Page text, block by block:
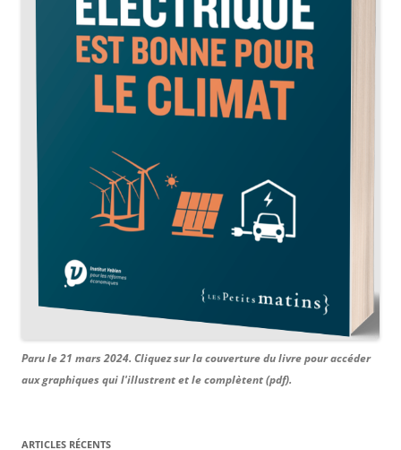
Paru le 21 mars 2024. Cliquez sur la couverture du livre pour accéder
aux graphiques qui l'illustrent et le complètent (pdf).
ARTICLES RÉCENTS